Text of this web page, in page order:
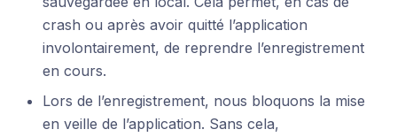
crash ou après avoir quitté l’application
involontairement, de reprendre l’enregistrement
en cours.
Lors de l’enregistrement, nous bloquons la mise
en veille de l’application. Sans cela,